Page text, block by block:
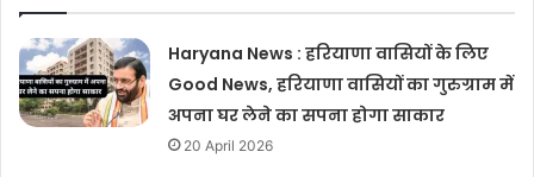
Haryana News : हरियाणा वासियों के लिए
Good News, हरियाणा वासियों का गुरुग्राम में
अपना घर लेने का सपना होगा साकार
20 April 2026